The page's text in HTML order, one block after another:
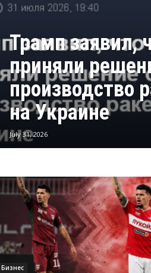
Трамп заявил,
приняли
производство
на Украине
July 31, 2026
Бизнес